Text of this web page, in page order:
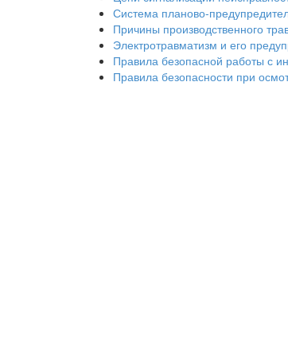
Система планово-
Причины производственного
Электротравматизм и его
Правила безопасной работы с
Правила безопасности при